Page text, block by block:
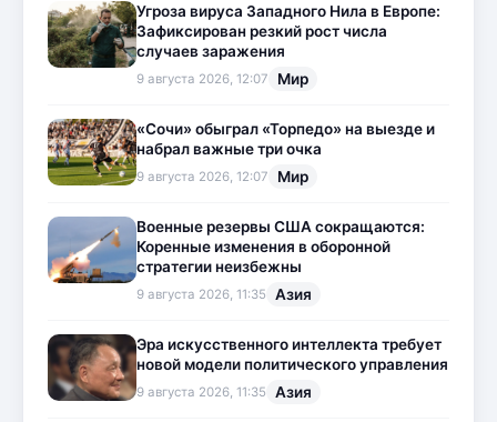
Угроза вируса Западного Нила в Европе:
Зафиксирован резкий рост числа
случаев заражения
9 августа 2026, 12:07 Мир
«Сочи» обыграл «Торпедо» на выезде и
набрал важные три очка
9 августа 2026, 12:07 Мир
Военные резервы США сокращаются:
Коренные изменения в оборонной
стратегии неизбежны
9 августа 2026, 11:35 Азия
Эра искусственного интеллекта требует
новой модели политического управления
9 августа 2026, 11:35 Азия